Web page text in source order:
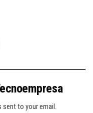
to your email.